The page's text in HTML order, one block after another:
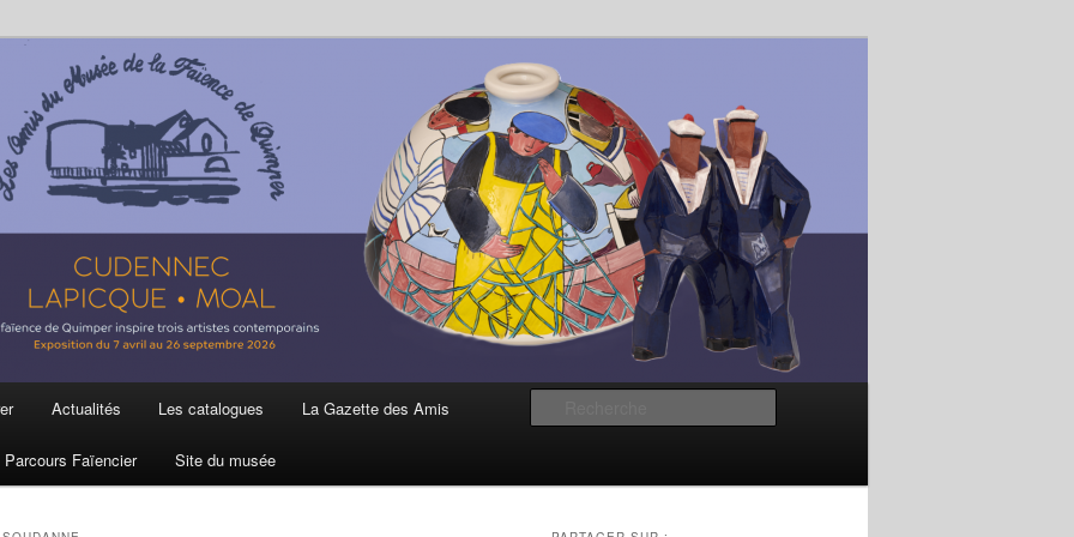
et de la Faïence de Quimper
Actualités Les catalogues La Gazette des Amis
Parcours Faïencier Site du musée